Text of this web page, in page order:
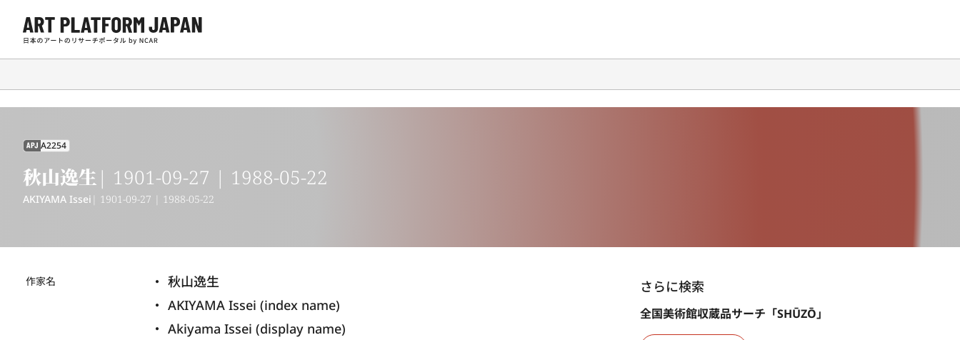
APJ A2254
秋山逸生 | 1901-09-27 | 1988-05-22
AKIYAMA Issei | 1901-09-27 | 1988-05-22
作家名
秋山逸生
AKIYAMA Issei (index name)
Akiyama Issei (display name)
さらに検索
全国美術館収蔵品サーチ「SHŪZŌ」